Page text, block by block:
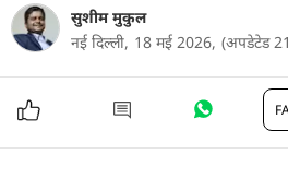
सुशीम मुकुल
नई दिल्ली, 18 मई 2026, (अपडेटेड